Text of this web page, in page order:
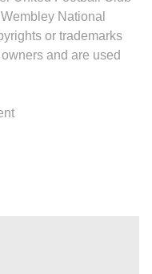
National
or trademarks
and are used